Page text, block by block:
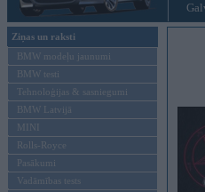
Ziņas un raksti
BMW modeļu jaunumi
BMW testi
Tehnoloģijas & sasniegumi
BMW Latvijā
MINI
Rolls-Royce
Pasākumi
Vadāmības tests